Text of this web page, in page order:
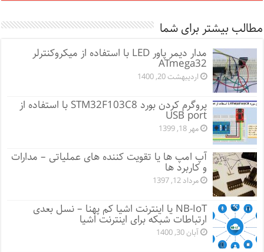
مطالب بیشتر برای شما
مدار دیمر پاور LED با استفاده از میکروکنترلر
ATmega32
اردیبهشت 20, 1400
پروگرم کردن بورد STM32F103C8 با استفاده از
USB port
مهر 18, 1399
آپ امپ ها یا تقویت کننده های عملیاتی – مدارات
و کاربرد ها
مرداد 12, 1397
NB-IoT یا اینترنت اشیا کم پهنا – نسل بعدی
ارتباطات شبکه برای اینترنت اشیا
آبان 30, 1400